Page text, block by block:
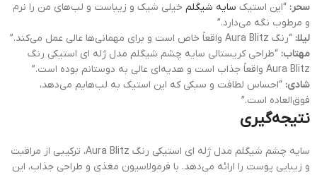
سحر: “این استیک سایه شیگلم خیلی شیک و زیباست و لب‌های من را نرم
و مرطوب نگه می‌دارد.”
لیلا: “رنگ Aura Blitz واقعاً خاص است و برای مهمانی‌ها عالی عمل می‌کند.”
مهتاب: “طراحی کریستالی سایه چشم شیگلم مدل ژله ای استیکی رنگ
Aura Blitz واقعاً جذاب است و هدیه‌ای عالی به دوستانم بوده است.”
شادی: “احساس لطافت و سبکی که این استیک به لب‌هایم می‌دهد،
فوق‌العاده است.”
نتیجه‌گیری
سایه چشم شیگلم مدل ژله ای استیکی رنگ Aura Blitz، ترکیبی از مراقبت
و زیبایی پوست را ارائه می‌دهد. با فرمولاسیون مغذی و طراحی جذاب، این